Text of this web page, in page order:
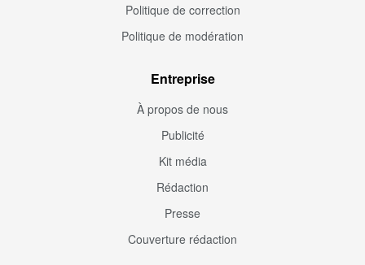
Politique de correction
Politique de modération
Entreprise
À propos de nous
Publicité
Kit média
Rédaction
Presse
Couverture rédaction